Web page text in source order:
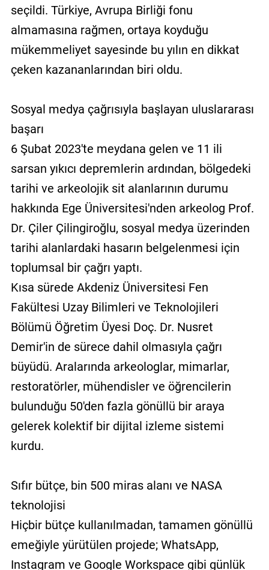
seçildi. Türkiye, Avrupa Birliği fonu
almamasına rağmen, ortaya koyduğu
mükemmeliyet sayesinde bu yılın en dikkat
çeken kazananlarından biri oldu.
Sosyal medya çağrısıyla başlayan uluslararası
başarı
6 Şubat 2023'te meydana gelen ve 11 ili
sarsan yıkıcı depremlerin ardından, bölgedeki
tarihi ve arkeolojik sit alanlarının durumu
hakkında Ege Üniversitesi'nden arkeolog Prof.
Dr. Çiler Çilingiroğlu, sosyal medya üzerinden
tarihi alanlardaki hasarın belgelenmesi için
toplumsal bir çağrı yaptı.
Kısa sürede Akdeniz Üniversitesi Fen
Fakültesi Uzay Bilimleri ve Teknolojileri
Bölümü Öğretim Üyesi Doç. Dr. Nusret
Demir'in de sürece dahil olmasıyla çağrı
büyüdü. Aralarında arkeologlar, mimarlar,
restoratörler, mühendisler ve öğrencilerin
bulunduğu 50'den fazla gönüllü bir araya
gelerek kolektif bir dijital izleme sistemi
kurdu.
Sıfır bütçe, bin 500 miras alanı ve NASA
teknolojisi
Hiçbir bütçe kullanılmadan, tamamen gönüllü
emeğiyle yürütülen projede; WhatsApp,
Instagram ve Google Workspace gibi günlük